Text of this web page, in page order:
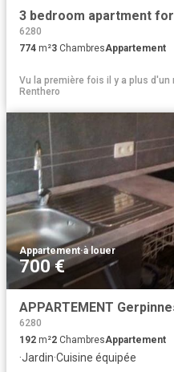
3 bedroom apartment
6280
774 m²3 ChambresAppartement
Vu la première fois il y a plus d'un
Renthero
Appartement·à louer
700 €
APPARTEMENT
6280
192 m²2 ChambresAppartement
·Jardin·Cuisine équipée